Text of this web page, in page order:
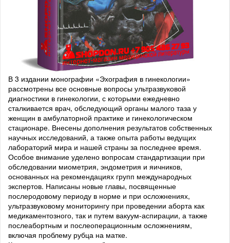
В 3 издании монографии «Эхография в гинекологии»
рассмотрены все основные вопросы ультразвуковой
диагностики в гинекологии, с которыми ежедневно
сталкивается врач, обследующий органы малого таза у
женщин в амбулаторной практике и гинекологическом
стационаре. Внесены дополнения результатов собственных
научных исследований, а также опыта работы ведущих
лабораторий мира и нашей страны за последнее время.
Особое внимание уделено вопросам стандартизации при
обследовании миометрия, эндометрия и яичников,
основанных на рекомендациях групп международных
экспертов. Написаны новые главы, посвященные
послеродовому периоду в норме и при осложнениях,
ультразвуковому мониторингу при проведении аборта как
медикаментозного, так и путем вакуум-аспирации, а также
послеабортным и послеоперационным осложнениям,
включая проблему рубца на матке.